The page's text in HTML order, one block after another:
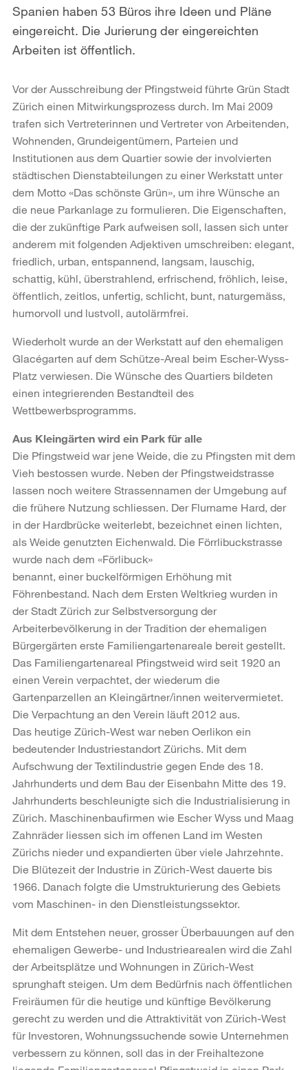
Spanien haben 53 Büros ihre Ideen und Pläne
eingereicht. Die Jurierung der eingereichten
Arbeiten ist öffentlich.
Vor der Ausschreibung der Pfingstweid führte Grün Stadt
Zürich einen Mitwirkungsprozess durch. Im Mai 2009
trafen sich Vertreterinnen und Vertreter von Arbeitenden,
Wohnenden, Grundeigentümern, Parteien und
Institutionen aus dem Quartier sowie der involvierten
städtischen Dienstabteilungen zu einer Werkstatt unter
dem Motto «Das schönste Grün», um ihre Wünsche an
die neue Parkanlage zu formulieren. Die Eigenschaften,
die der zukünftige Park aufweisen soll, lassen sich unter
anderem mit folgenden Adjektiven umschreiben: elegant,
friedlich, urban, entspannend, langsam, lauschig,
schattig, kühl, überstrahlend, erfrischend, fröhlich, leise,
öffentlich, zeitlos, unfertig, schlicht, bunt, naturgemäss,
humorvoll und lustvoll, autolärmfrei.
Wiederholt wurde an der Werkstatt auf den ehemaligen
Glacégarten auf dem Schütze-Areal beim Escher-Wyss-
Platz verwiesen. Die Wünsche des Quartiers bildeten
einen integrierenden Bestandteil des
Wettbewerbsprogramms.
Aus Kleingärten wird ein Park für alle
Die Pfingstweid war jene Weide, die zu Pfingsten mit dem
Vieh bestossen wurde. Neben der Pfingstweidstrasse
lassen noch weitere Strassennamen der Umgebung auf
die frühere Nutzung schliessen. Der Flurname Hard, der
in der Hardbrücke weiterlebt, bezeichnet einen lichten,
als Weide genutzten Eichenwald. Die Förrlibuckstrasse
wurde nach dem «Förlibuck»
benannt, einer buckelförmigen Erhöhung mit
Föhrenbestand. Nach dem Ersten Weltkrieg wurden in
der Stadt Zürich zur Selbstversorgung der
Arbeiterbevölkerung in der Tradition der ehemaligen
Bürgergärten erste Familiengartenareale bereit gestellt.
Das Familiengartenareal Pfingstweid wird seit 1920 an
einen Verein verpachtet, der wiederum die
Gartenparzellen an Kleingärtner/innen weitervermietet.
Die Verpachtung an den Verein läuft 2012 aus.
Das heutige Zürich-West war neben Oerlikon ein
bedeutender Industriestandort Zürichs. Mit dem
Aufschwung der Textilindustrie gegen Ende des 18.
Jahrhunderts und dem Bau der Eisenbahn Mitte des 19.
Jahrhunderts beschleunigte sich die Industrialisierung in
Zürich. Maschinenbaufirmen wie Escher Wyss und Maag
Zahnräder liessen sich im offenen Land im Westen
Zürichs nieder und expandierten über viele Jahrzehnte.
Die Blütezeit der Industrie in Zürich-West dauerte bis
1966. Danach folgte die Umstrukturierung des Gebiets
vom Maschinen- in den Dienstleistungssektor.
Mit dem Entstehen neuer, grosser Überbauungen auf den
ehemaligen Gewerbe- und Industriearealen wird die Zahl
der Arbeitsplätze und Wohnungen in Zürich-West
sprunghaft steigen. Um dem Bedürfnis nach öffentlichen
Freiräumen für die heutige und künftige Bevölkerung
gerecht zu werden und die Attraktivität von Zürich-West
für Investoren, Wohnungssuchende sowie Unternehmen
verbessern zu können, soll das in der Freihaltezone